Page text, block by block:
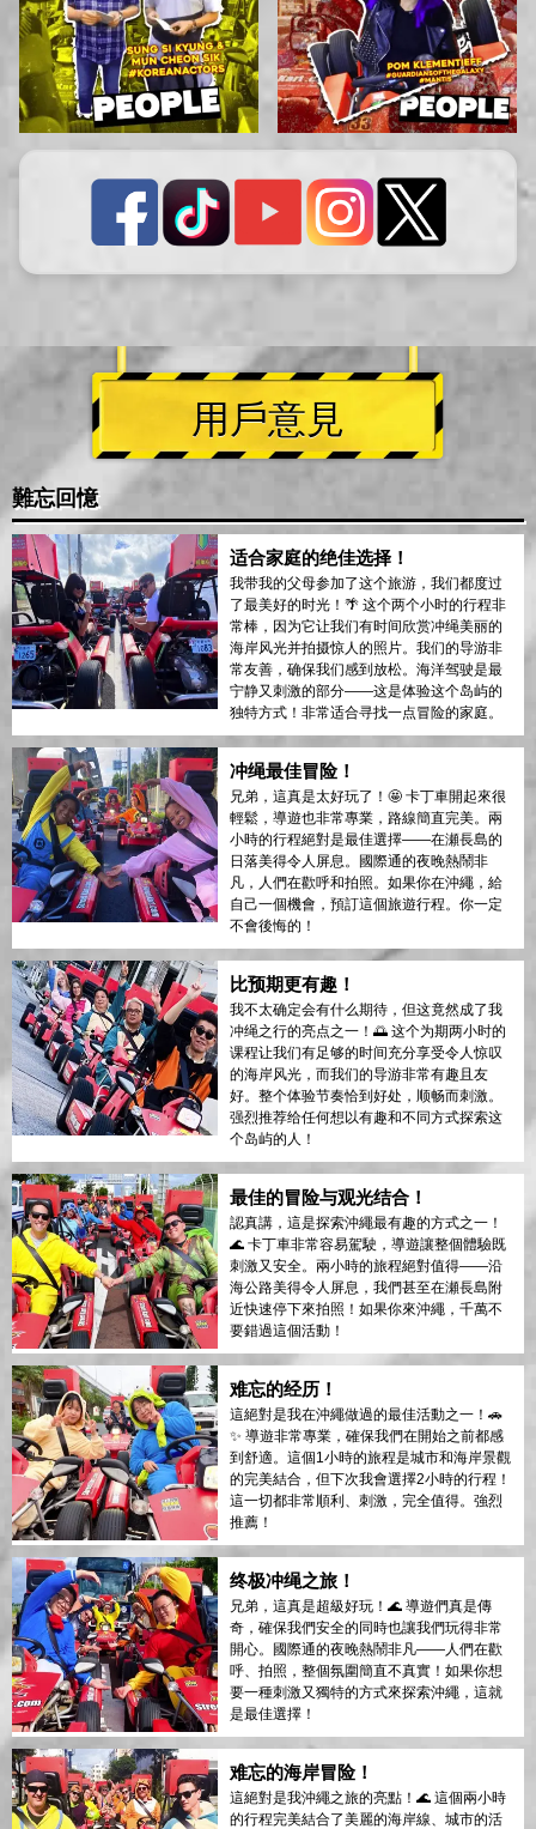
用戶意見
難忘回憶
适合家庭的绝佳选择！
我带我的父母参加了这个旅游，我们都度过
了最美好的时光！🌴 这个两个小时的行程非
常棒，因为它让我们有时间欣赏冲绳美丽的
海岸风光并拍摄惊人的照片。我们的导游非
常友善，确保我们感到放松。海洋驾驶是最
宁静又刺激的部分——这是体验这个岛屿的
独特方式！非常适合寻找一点冒险的家庭。
冲绳最佳冒险！
兄弟，這真是太好玩了！🤩 卡丁車開起來很
輕鬆，導遊也非常專業，路線簡直完美。兩
小時的行程絕對是最佳選擇——在瀬長島的
日落美得令人屏息。國際通的夜晚熱鬧非
凡，人們在歡呼和拍照。如果你在沖繩，給
自己一個機會，預訂這個旅遊行程。你一定
不會後悔的！
比预期更有趣！
我不太确定会有什么期待，但这竟然成了我
冲绳之行的亮点之一！🌅 这个为期两小时的
课程让我们有足够的时间充分享受令人惊叹
的海岸风光，而我们的导游非常有趣且友
好。整个体验节奏恰到好处，顺畅而刺激。
强烈推荐给任何想以有趣和不同方式探索这
个岛屿的人！
最佳的冒险与观光结合！
認真講，這是探索沖繩最有趣的方式之一！
🌊 卡丁車非常容易駕駛，導遊讓整個體驗既
刺激又安全。兩小時的旅程絕對值得——沿
海公路美得令人屏息，我們甚至在瀬長島附
近快速停下來拍照！如果你來沖繩，千萬不
要錯過這個活動！
难忘的经历！
這絕對是我在沖繩做過的最佳活動之一！🚗
✨ 導遊非常專業，確保我們在開始之前都感
到舒適。這個1小時的旅程是城市和海岸景觀
的完美結合，但下次我會選擇2小時的行程！
這一切都非常順利、刺激，完全值得。強烈
推薦！
终极冲绳之旅！
兄弟，這真是超級好玩！🌊 導遊們真是傳
奇，確保我們安全的同時也讓我們玩得非常
開心。國際通的夜晚熱鬧非凡——人們在歡
呼、拍照，整個氛圍簡直不真實！如果你想
要一種刺激又獨特的方式來探索沖繩，這就
是最佳選擇！
难忘的海岸冒险！
這絕對是我沖繩之旅的亮點！🌊 這個兩小時
的行程完美結合了美麗的海岸線、城市的活